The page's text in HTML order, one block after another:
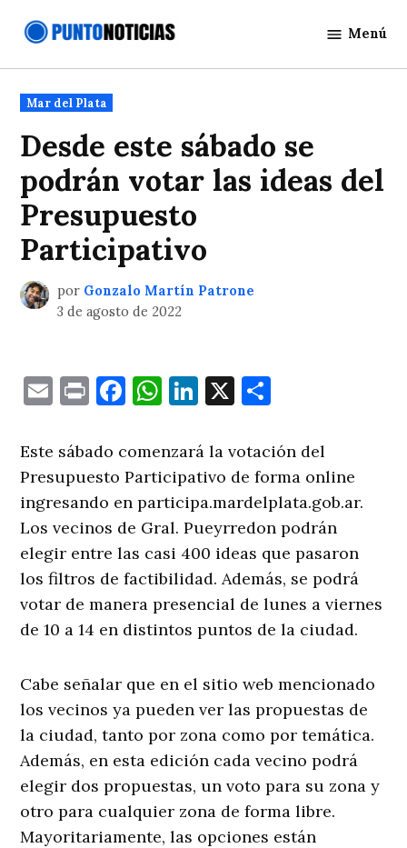
Noticias
Menú
Publicado
en
Mar del Plata
Desde este sábado se
podrán votar las ideas del
Presupuesto
Participativo
por Gonzalo Martín Patrone
3 de agosto de 2022
EmailPrintFacebook
WhatsApp
LinkedIn
X
Este sábado comenzará la votación del
Presupuesto Participativo de forma online
ingresando en participa.mardelplata.gob.ar.
Los vecinos de Gral. Pueyrredon podrán
elegir entre las casi 400 ideas que pasaron
los filtros de factibilidad. Además, se podrá
votar de manera presencial de lunes a viernes
de 10 a 14 en distintos puntos de la ciudad.
Cabe señalar que en el sitio web mencionado
los vecinos ya pueden ver las propuestas de
la ciudad, tanto por zona como por temática.
Además, en esta edición cada vecino podrá
elegir dos propuestas, un voto para su zona y
otro para cualquier zona de forma libre.
Mayoritariamente, las opciones están